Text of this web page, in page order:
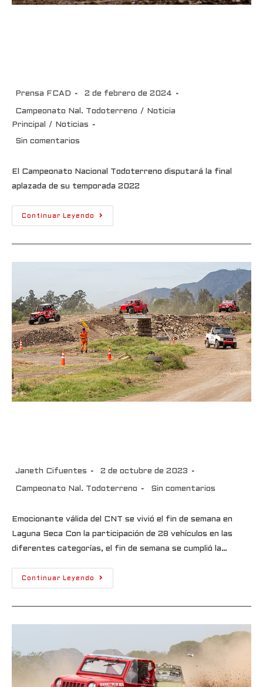
Prensa FCAD 2 de febrero de 2024
Campeonato Nal. Todoterreno /
Noticia
Principal
/ Noticias
Sin comentarios
El Campeonato Nacional Todoterreno disputará la final
aplazada de su temporada 2022
Continuar Leyendo
Janeth Cifuentes 2 de octubre de 2023
Campeonato Nal. Todoterreno Sin comentarios
Emocionante válida del CNT se vivió el fin de semana en
Laguna Seca Con la participación de 28 vehículos en las
diferentes categorías, el fin de semana se cumplió la…
Continuar Leyendo